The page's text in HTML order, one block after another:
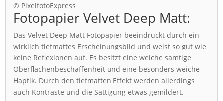
© PixelfotoExpress
Fotopapier Velvet Deep Matt:
Das Velvet Deep Matt Fotopapier beeindruckt durch ein
wirklich tiefmattes Erscheinungsbild und weist so gut wie
keine Reflexionen auf. Es besitzt eine weiche samtige
Oberflächenbeschaffenheit und eine besonders weiche
Haptik. Durch den tiefmatten Effekt werden allerdings
auch Kontraste und die Sättigung etwas gemildert.